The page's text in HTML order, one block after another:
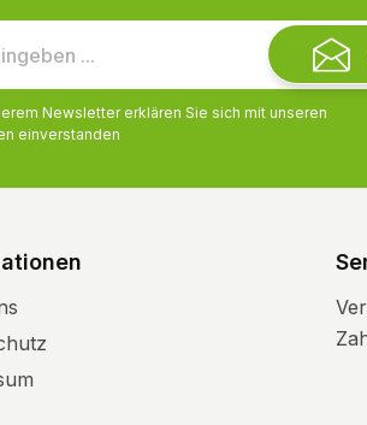
Newsletter erklären Sie sich mit unseren
einverstanden